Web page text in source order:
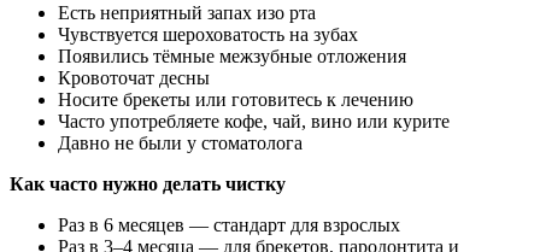
Есть неприятный запах изо рта
Чувствуется шероховатость на зубах
Появились тёмные межзубные отложения
Кровоточат десны
Носите брекеты или готовитесь к лечению
Часто употребляете кофе, чай, вино или курите
Давно не были у стоматолога
Как часто нужно делать чистку
Раз в 6 месяцев — стандарт для взрослых
Раз в 3–4 месяца — для брекетов, пародонтита и